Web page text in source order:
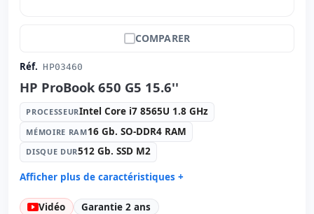
COMPARER
Réf. HP03460
HP ProBook 650 G5 15.6''
PROCESSEURIntel Core i7 8565U 1.8 GHz
MÉMOIRE RAM16 Gb. SO-DDR4 RAM
DISQUE DUR512 Gb. SSD M2
Afficher plus de caractéristiques +
Processeur: Intel Core i7 8565U 1.8 GHz.
Vidéo Garantie 2 ans